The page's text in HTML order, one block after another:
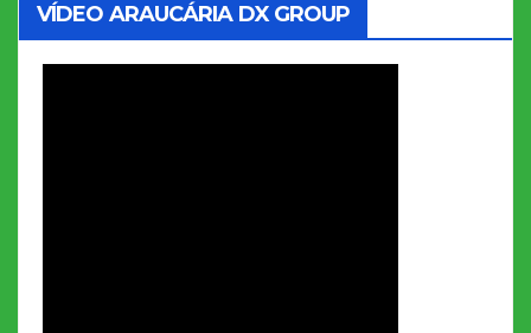
VÍDEO ARAUCÁRIA DX GROUP